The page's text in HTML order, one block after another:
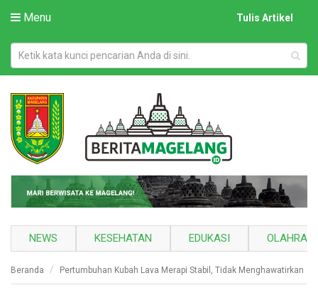
Menu Tulis Artikel
NEWS KESEHATAN EDUKASI
Beranda Pertumbuhan Kubah Lava Merapi Stabil, Tidak Menghawatirkan